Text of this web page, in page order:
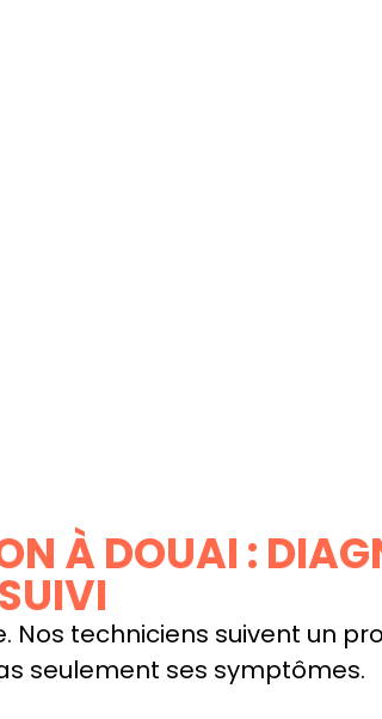
À DOUAI :
techniciens suivent un
seulement ses symptômes.